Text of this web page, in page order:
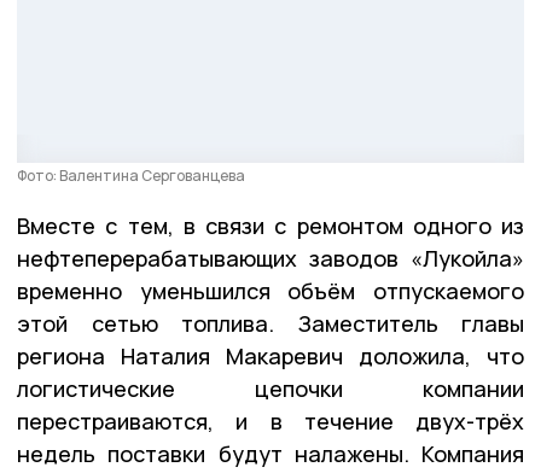
Фото: Валентина Сергованцева
Вместе с тем, в связи с ремонтом одного из
нефтеперерабатывающих заводов «Лукойла»
временно уменьшился объём отпускаемого
этой сетью топлива. Заместитель главы
региона Наталия Макаревич доложила, что
логистические цепочки компании
перестраиваются, и в течение двух-трёх
недель поставки будут налажены. Компания